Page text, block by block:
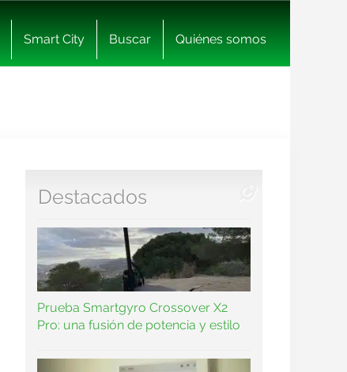
Smart City Buscar Quiénes somos
Destacados
Prueba Smartgyro Crossover X2
Pro: una fusión de potencia y estilo